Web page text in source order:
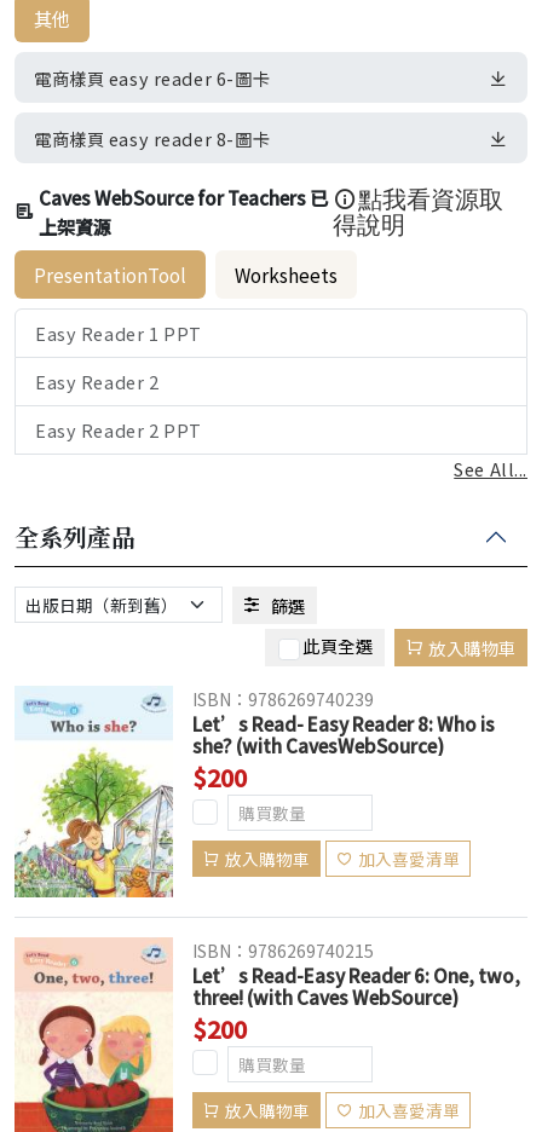
其他
電商樣頁 easy reader 6-圖卡
電商樣頁 easy reader 8-圖卡
Caves WebSource for Teachers 已
上架資源
點我看資源取
得說明
PresentationTool Worksheets
Easy Reader 1 PPT
Easy Reader 2
Easy Reader 2 PPT
See All...
全系列產品
篩選
此頁全選
放入購物車
ISBN：9786269740239
Let’s Read- Easy Reader 8: Who is
she? (with CavesWebSource)
$200
放入購物車 加入喜愛清單
ISBN：9786269740215
Let’s Read-Easy Reader 6: One, two,
three! (with Caves WebSource)
$200
放入購物車 加入喜愛清單